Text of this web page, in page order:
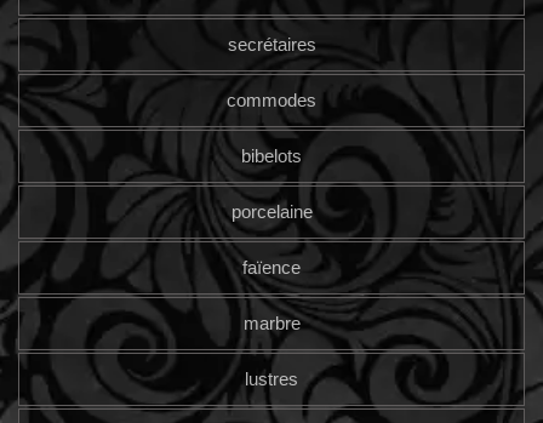
secrétaires
commodes
bibelots
porcelaine
faïence
marbre
lustres